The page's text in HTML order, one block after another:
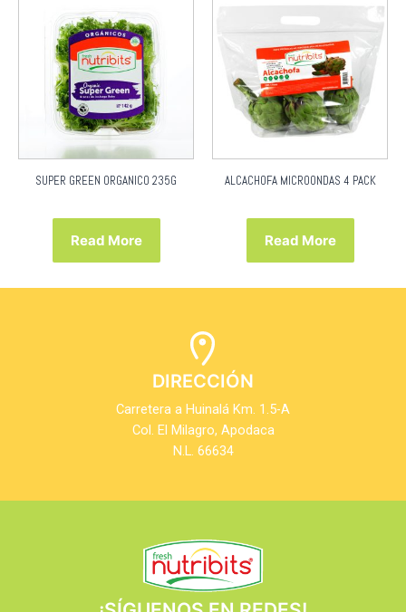
SUPER GREEN ORGANICO 235G
Read More
ALCACHOFA MICROONDAS 4 PACK
Read More
DIRECCIÓN
Carretera a Huinalá Km. 1.5-A
Col. El Milagro, Apodaca
N.L. 66634